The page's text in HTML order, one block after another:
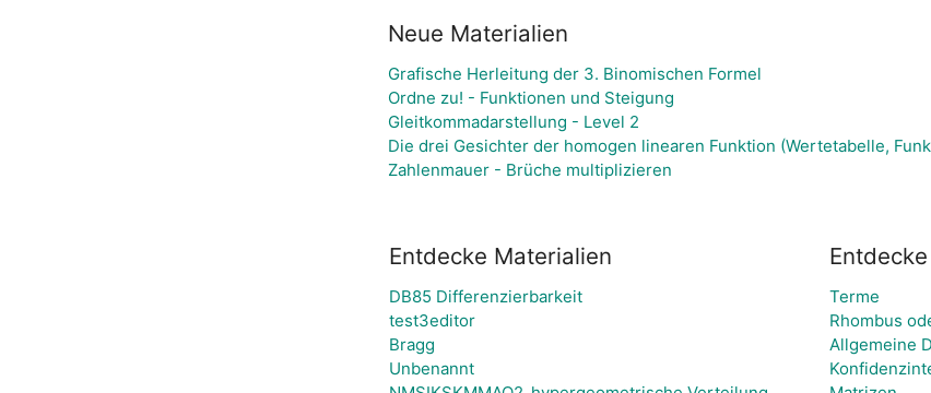
Neue Materialien
Grafische Herleitung der 3. Binomischen Formel
Ordne zu! - Funktionen und Steigung
Gleitkommadarstellung - Level 2
Die drei Gesichter der homogen linearen Funktion (Wertetabelle,
Zahlenmauer - Brüche multiplizieren
Entdecke Materialien
DB85 Differenzierbarkeit
test3editor
Bragg
Unbenannt
Terme
Rhombus
Allgemeine